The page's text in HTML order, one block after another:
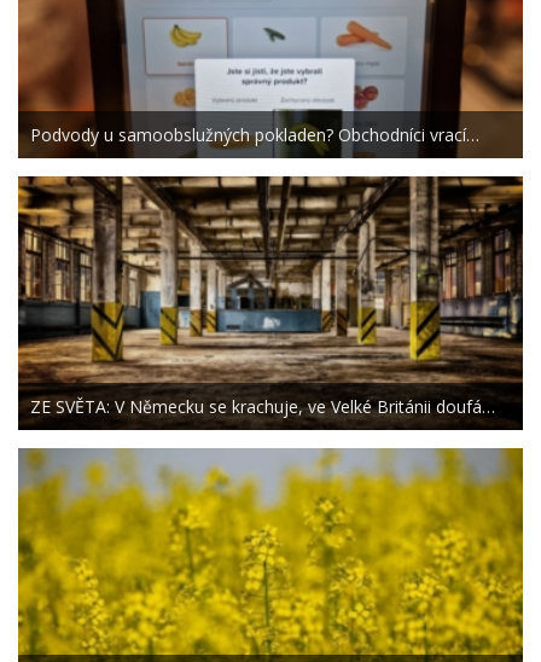
Podvody u samoobslužných pokladen? Obchodníci vrací…
ZE SVĚTA: V Německu se krachuje, ve Velké Británii doufá…